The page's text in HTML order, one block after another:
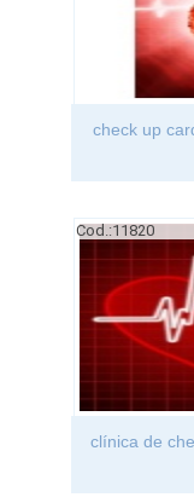
check up
Cod.:11820
clínica de